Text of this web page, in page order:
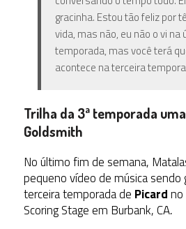
gracinha. Estou tão feliz por
vida, mas não, eu não o vi na
temporada, mas você terá
acontece na terceira
Trilha da 3ª temporada
Goldsmith
No último fim de semana,
pequeno vídeo de música sendo
terceira temporada de Picard
Scoring Stage em Burbank, CA.